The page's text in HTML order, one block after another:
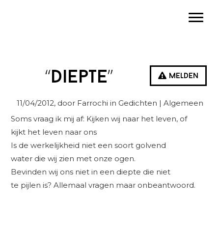
Melden
“Diepte”
11/04/2012, door Farrochi in Gedichten | Algemeen
Soms vraag ik mij af: Kijken wij naar het leven, of
kijkt het leven naar ons
Is de werkelijkheid niet een soort golvend
water die wij zien met onze ogen.
Bevinden wij ons niet in een diepte die niet
te pijlen is? Allemaal vragen maar onbeantwoord.